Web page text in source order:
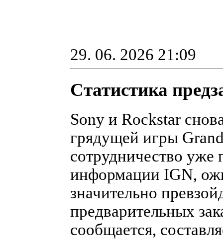
29. 06. 2026 21:09
Статистика
Sony и Rockstar
грядущей игры
сотрудничество
информации IGN,
значительно
предварительных
сообщается,